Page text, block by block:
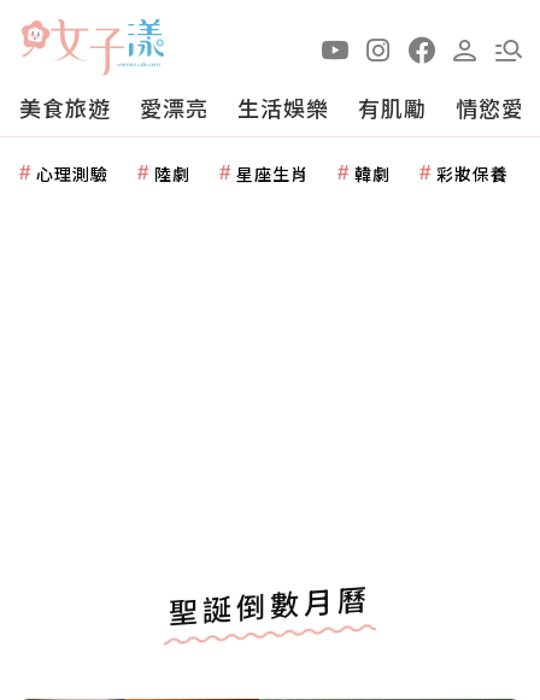
美食旅遊 愛漂亮 生活娛樂 有肌勵 情慾愛
心理測驗 陸劇 星座生肖 韓劇 彩妝保養
聖誕倒數月曆